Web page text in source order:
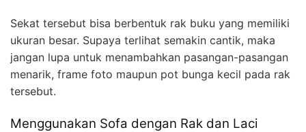
Sekat tersebut bisa berbentuk rak buku yang memiliki
ukuran besar. Supaya terlihat semakin cantik, maka
jangan lupa untuk menambahkan pasangan-pasangan
menarik, frame foto maupun pot bunga kecil pada rak
tersebut.
Menggunakan Sofa dengan Rak dan Laci